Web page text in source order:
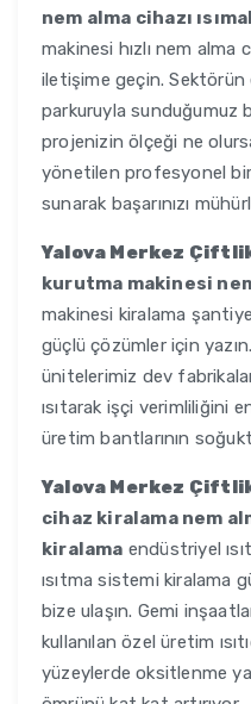
nem alma cihazı
makinesi hızlı nem alma
iletişime geçin.
parkuruyla sunduğumuz
projenizin ölçeği ne
yönetilen profesyonel
sunarak başarınızı
Yalova Merkez
kurutma makinesi
makinesi kiralama
güçlü çözümler için
ünitelerimiz dev
ısıtarak işçi verimliliğini
üretim bantlarının
Yalova Merkez
cihaz kiralama nem
kiralama endüstriyel
ısıtma sistemi kiralama
bize ulaşın. Gemi
kullanılan özel üretim
yüzeylerde oksitlenme